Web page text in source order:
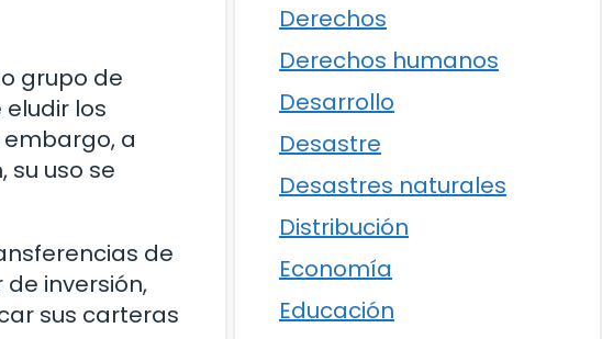
grupo de
los
a
uso se
de
inversión,
sus carteras
Derechos
Derechos humanos
Desarrollo
Desastre
Desastres naturales
Distribución
Economía
Educación